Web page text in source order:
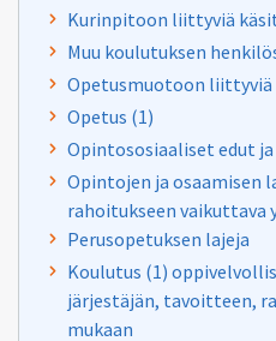
Kurinpitoon liittyviä
Muu koulutuksen
Opetusmuotoon
Opetus (1)
Opintososiaaliset edut
Opintojen ja osaamisen
rahoitukseen vaikuttava
Perusopetuksen lajeja
Koulutus (1)
järjestäjän, tavoitteen,
mukaan